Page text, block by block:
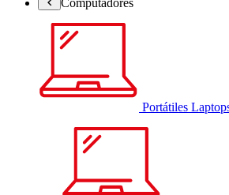
Portátiles